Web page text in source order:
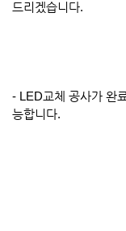
드리겠습니다.
- LED교체 공사가 완
능합니다.
-기초